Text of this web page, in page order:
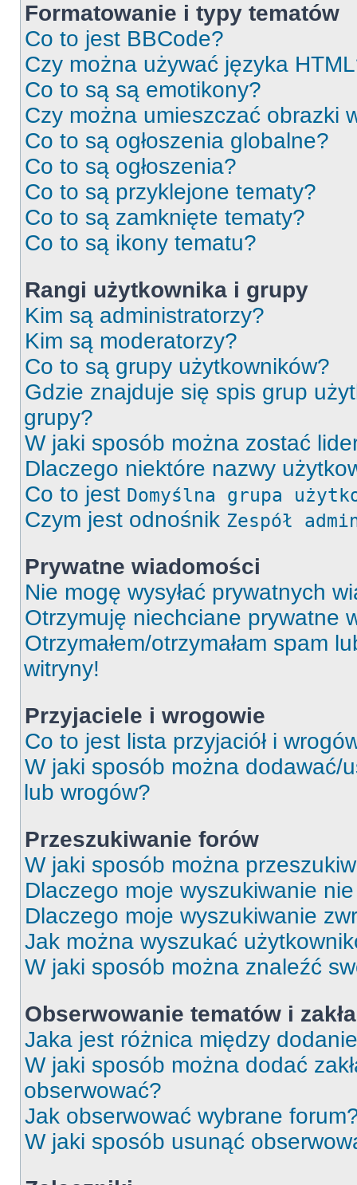
Formatowanie i typy tematów
Co to jest BBCode?
Czy można używać języka
Co to są są emotikony?
Czy można umieszczać obrazki
Co to są ogłoszenia globalne?
Co to są ogłoszenia?
Co to są przyklejone tematy?
Co to są zamknięte tematy?
Co to są ikony tematu?
Rangi użytkownika i grupy
Kim są administratorzy?
Kim są moderatorzy?
Co to są grupy użytkowników?
Gdzie znajduje się spis grup
grupy?
W jaki sposób można zostać
Dlaczego niektóre nazwy
Co to jest Domyślna grupa
Czym jest odnośnik Zespół
Prywatne wiadomości
Nie mogę wysyłać prywatnych
Otrzymuję niechciane prywatne
Otrzymałem/otrzymałam spam
witryny!
Przyjaciele i wrogowie
Co to jest lista przyjaciół i
W jaki sposób można dodawać/
lub wrogów?
Przeszukiwanie forów
W jaki sposób można
Dlaczego moje wyszukiwanie
Dlaczego moje wyszukiwanie
Jak można wyszukać
W jaki sposób można znaleźć
Obserwowanie tematów i
Jaka jest różnica między
W jaki sposób można dodać
obserwować?
Jak obserwować wybrane
W jaki sposób usunąć